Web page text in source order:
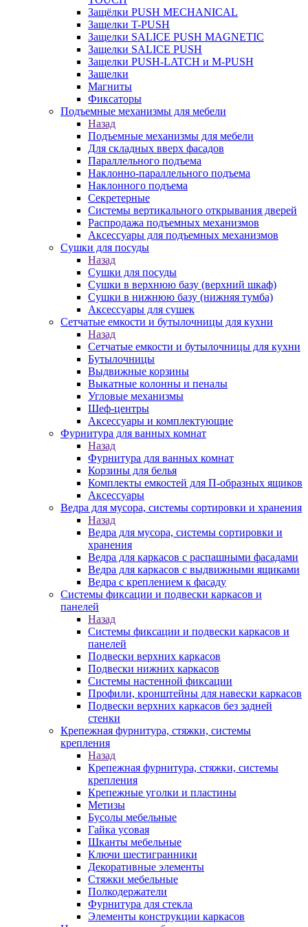
Защёлки PUSH MECHANICAL
Защелки T-PUSH
Защелки SALICE PUSH MAGNETIC
Защелки SALICE PUSH
Защелки PUSH-LATCH и M-PUSH
Защелки
Магниты
Фиксаторы
Подъемные механизмы для мебели
Назад
Подъемные механизмы для мебели
Для складных вверх фасадов
Параллельного подъема
Наклонно-параллельного подъема
Наклонного подъема
Секретерные
Системы вертикального открывания дверей
Распродажа подъемных механизмов
Аксессуары для подъемных механизмов
Сушки для посуды
Назад
Сушки для посуды
Сушки в верхнюю базу (верхний шкаф)
Сушки в нижнюю базу (нижняя тумба)
Аксессуары для сушек
Сетчатые емкости и бутылочницы для кухни
Назад
Сетчатые емкости и бутылочницы для кухни
Бутылочницы
Выдвижные корзины
Выкатные колонны и пеналы
Угловые механизмы
Шеф-центры
Аксессуары и комплектующие
Фурнитура для ванных комнат
Назад
Фурнитура для ванных комнат
Корзины для белья
Комплекты емкостей для П-образных ящиков
Аксессуары
Ведра для мусора, системы сортировки и хранения
Назад
Ведра для мусора, системы сортировки и
хранения
Ведра для каркасов с распашными фасадами
Ведра для каркасов с выдвижными ящиками
Ведра с креплением к фасаду
Системы фиксации и подвески каркасов и
панелей
Назад
Системы фиксации и подвески каркасов и
панелей
Подвески верхних каркасов
Подвески нижних каркасов
Системы настенной фиксации
Профили, кронштейны для навески каркасов
Подвески верхних каркасов без задней
стенки
Крепежная фурнитура, стяжки, системы
крепления
Назад
Крепежная фурнитура, стяжки, системы
крепления
Крепежные уголки и пластины
Метизы
Бусолы мебельные
Гайка усовая
Шканты мебельные
Ключи шестигранники
Декоративные элементы
Стяжки мебельные
Полкодержатели
Фурнитура для стекла
Элементы конструкции каркасов